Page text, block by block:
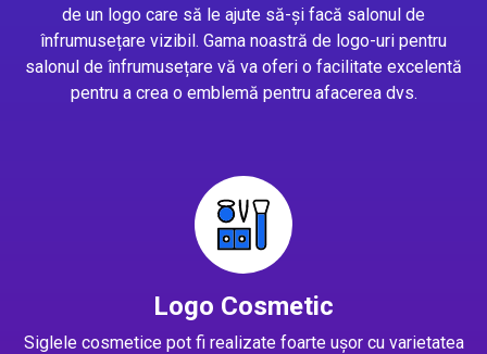
de un logo care să le ajute să-și facă salonul de
înfrumusețare vizibil. Gama noastră de logo-uri pentru
salonul de înfrumusețare vă va oferi o facilitate excelentă
pentru a crea o emblemă pentru afacerea dvs.
Logo Cosmetic
Siglele cosmetice pot fi realizate foarte ușor cu varietatea